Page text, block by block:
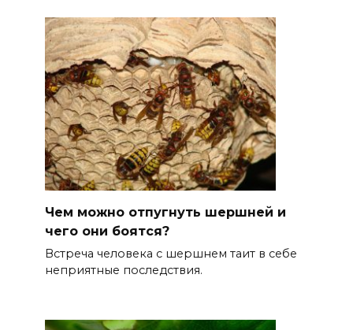
Чем можно отпугнуть шершней и
чего они боятся?
Встреча человека с шершнем таит в себе
неприятные последствия.